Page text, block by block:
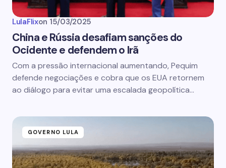
LulaFlixon 15/03/2025
China e Rússia desafiam sanções do
Ocidente e defendem o Irã
Com a pressão internacional aumentando, Pequim
defende negociações e cobra que os EUA retornem
ao diálogo para evitar uma escalada geopolítica…
GOVERNO LULA